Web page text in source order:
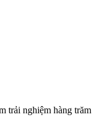
trải nghiệm hàng trăm